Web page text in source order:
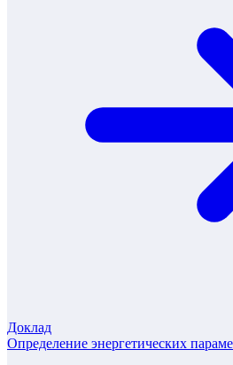
Доклад
Определение энергетических